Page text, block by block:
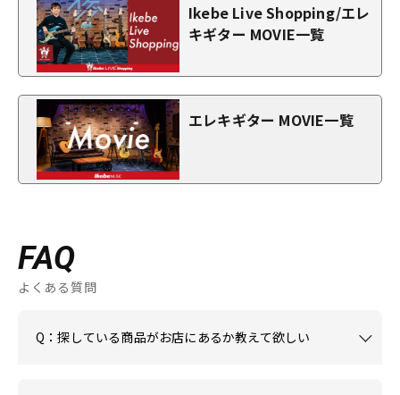
Ikebe Live Shopping/エレ
キギター MOVIE一覧
エレキギター MOVIE一覧
FAQ
よくある質問
Q：探している商品がお店にあるか教えて欲しい